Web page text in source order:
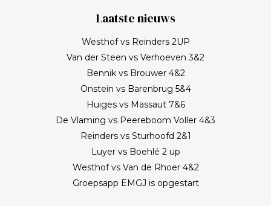
Laatste nieuws
Westhof vs Reinders 2UP
Van der Steen vs Verhoeven 3&2
Bennik vs Brouwer 4&2
Onstein vs Barenbrug 5&4
Huiges vs Massaut 7&6
De Vlaming vs Peereboom Voller 4&3
Reinders vs Sturhoofd 2&1
Luyer vs Boehlé 2 up
Westhof vs Van de Rhoer 4&2
Groepsapp EMGJ is opgestart